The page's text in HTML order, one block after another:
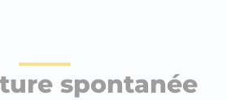
spontanée